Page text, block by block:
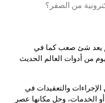
من الصفر؟
لم يعد شئ صعب كما في
من أدوات العالم الحديث
والتعقيدات في
الخدمات، وحل مكانها عصر